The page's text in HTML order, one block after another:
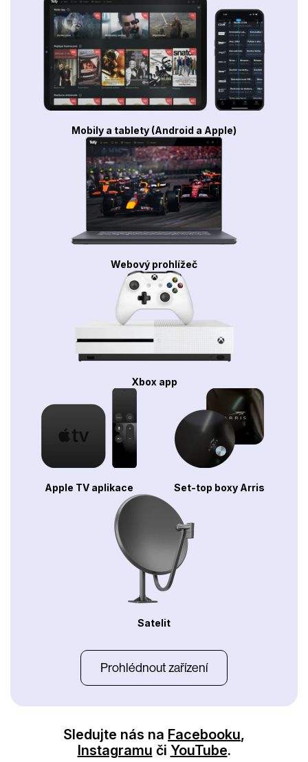
Mobily a tablety (Android a Apple)
Webový prohlížeč
Xbox app
Apple TV aplikace Set-top boxy Arris
Satelit
Prohlédnout zařízení
Sledujte nás na Facebooku,
Instagramu či YouTube.